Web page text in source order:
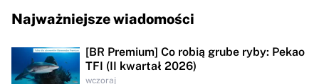
Najważniejsze wiadomości
[BR Premium] Co robią grube ryby: Pekao
TFI (II kwartał 2026)
wczoraj